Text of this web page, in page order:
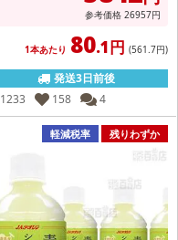
参考価格 26957円
1本あたり 80.1円 (561.7円)
発送3日前後
1233 158 4
軽減税率 残りわずか